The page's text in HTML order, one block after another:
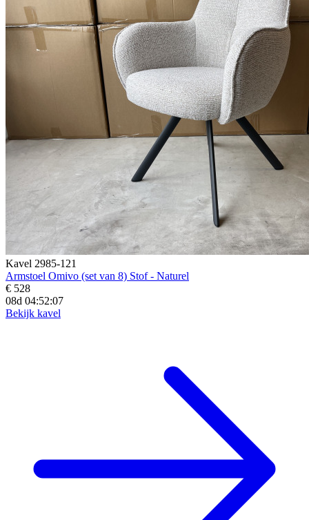
Kavel 2985-121
Armstoel Omivo (set van 8) Stof - Naturel
€ 528
08d 04:52:06
Bekijk kavel